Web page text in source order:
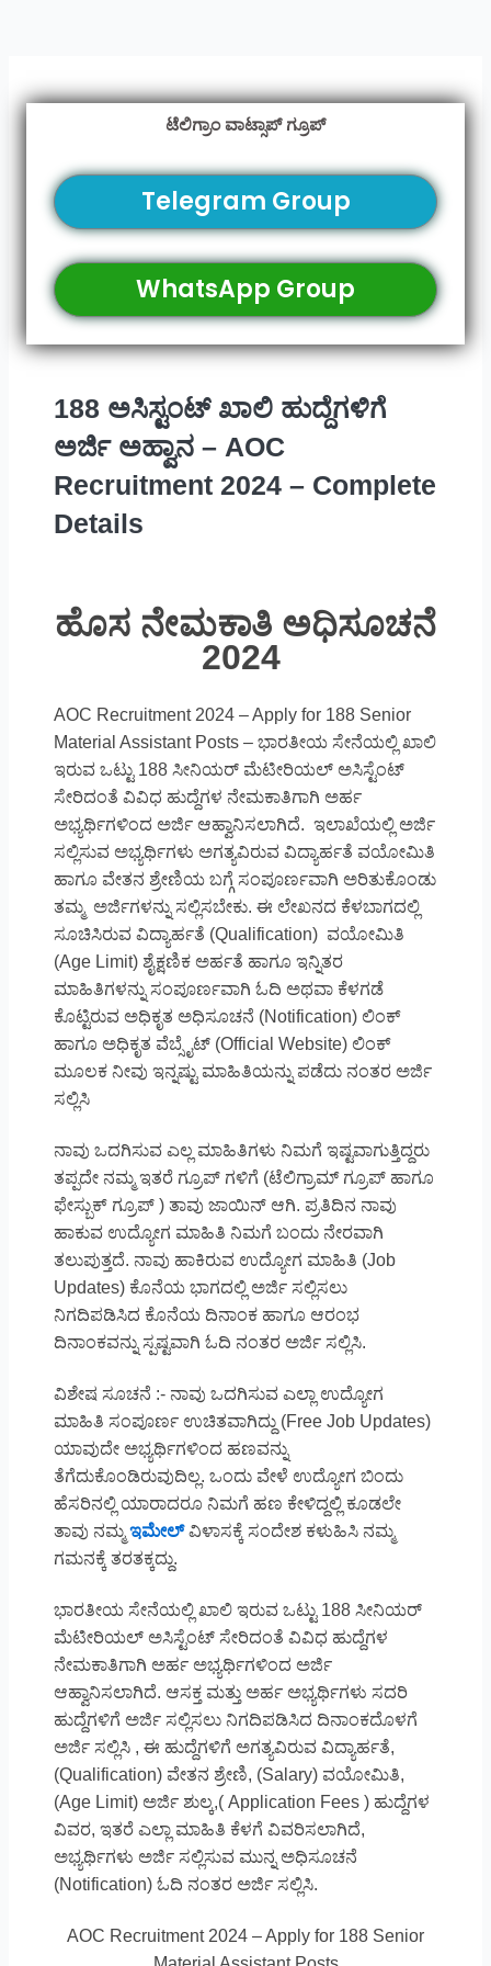
ಟೆಲಿಗ್ರಾಂ ವಾಟ್ಸಾಪ್ ಗ್ರೂಪ್
Telegram Group
WhatsApp Group
188 ಅಸಿಸ್ಟಂಟ್ ಖಾಲಿ ಹುದ್ದೆಗಳಿಗೆ
ಅರ್ಜಿ ಅಹ್ವಾನ – AOC
Recruitment 2024 – Complete
Details
ಹೊಸ ನೇಮಕಾತಿ ಅಧಿಸೂಚನೆ
2024
AOC Recruitment 2024 – Apply for 188 Senior
Material Assistant Posts – ಭಾರತೀಯ ಸೇನೆಯಲ್ಲಿ ಖಾಲಿ
ಇರುವ ಒಟ್ಟು 188 ಸೀನಿಯರ್ ಮೆಟೀರಿಯಲ್ ಅಸಿಸ್ಟೆಂಟ್
ಸೇರಿದಂತೆ ವಿವಿಧ ಹುದ್ದೆಗಳ ನೇಮಕಾತಿಗಾಗಿ ಅರ್ಹ
ಅಭ್ಯರ್ಥಿಗಳಿಂದ ಅರ್ಜಿ ಆಹ್ವಾನಿಸಲಾಗಿದೆ. ಇಲಾಖೆಯಲ್ಲಿ ಅರ್ಜಿ
ಸಲ್ಲಿಸುವ ಅಭ್ಯರ್ಥಿಗಳು ಅಗತ್ಯವಿರುವ ವಿದ್ಯಾರ್ಹತೆ ವಯೋಮಿತಿ
ಹಾಗೂ ವೇತನ ಶ್ರೇಣಿಯ ಬಗ್ಗೆ ಸಂಪೂರ್ಣವಾಗಿ ಅರಿತುಕೊಂಡು
ತಮ್ಮ ಅರ್ಜಿಗಳನ್ನು ಸಲ್ಲಿಸಬೇಕು. ಈ ಲೇಖನದ ಕೆಳಬಾಗದಲ್ಲಿ
ಸೂಚಿಸಿರುವ ವಿದ್ಯಾರ್ಹತೆ (Qualification) ವಯೋಮಿತಿ
(Age Limit) ಶೈಕ್ಷಣಿಕ ಅರ್ಹತೆ ಹಾಗೂ ಇನ್ನಿತರ
ಮಾಹಿತಿಗಳನ್ನು ಸಂಪೂರ್ಣವಾಗಿ ಓದಿ ಅಥವಾ ಕೆಳಗಡೆ
ಕೊಟ್ಟಿರುವ ಅಧಿಕೃತ ಅಧಿಸೂಚನೆ (Notification) ಲಿಂಕ್
ಹಾಗೂ ಅಧಿಕೃತ ವೆಬ್ಸೈಟ್ (Official Website) ಲಿಂಕ್
ಮೂಲಕ ನೀವು ಇನ್ನಷ್ಟು ಮಾಹಿತಿಯನ್ನು ಪಡೆದು ನಂತರ ಅರ್ಜಿ
ಸಲ್ಲಿಸಿ
ನಾವು ಒದಗಿಸುವ ಎಲ್ಲ ಮಾಹಿತಿಗಳು ನಿಮಗೆ ಇಷ್ಟವಾಗುತ್ತಿದ್ದರು
ತಪ್ಪದೇ ನಮ್ಮ ಇತರೆ ಗ್ರೂಪ್ ಗಳಿಗೆ (ಟೆಲಿಗ್ರಾಮ್ ಗ್ರೂಪ್ ಹಾಗೂ
ಫೇಸ್ಬುಕ್ ಗ್ರೂಪ್ ) ತಾವು ಜಾಯಿನ್ ಆಗಿ. ಪ್ರತಿದಿನ ನಾವು
ಹಾಕುವ ಉದ್ಯೋಗ ಮಾಹಿತಿ ನಿಮಗೆ ಬಂದು ನೇರವಾಗಿ
ತಲುಪುತ್ತದೆ. ನಾವು ಹಾಕಿರುವ ಉದ್ಯೋಗ ಮಾಹಿತಿ (Job
Updates) ಕೊನೆಯ ಭಾಗದಲ್ಲಿ ಅರ್ಜಿ ಸಲ್ಲಿಸಲು
ನಿಗದಿಪಡಿಸಿದ ಕೊನೆಯ ದಿನಾಂಕ ಹಾಗೂ ಆರಂಭ
ದಿನಾಂಕವನ್ನು ಸ್ಪಷ್ಟವಾಗಿ ಓದಿ ನಂತರ ಅರ್ಜಿ ಸಲ್ಲಿಸಿ.
ವಿಶೇಷ ಸೂಚನೆ :- ನಾವು ಒದಗಿಸುವ ಎಲ್ಲಾ ಉದ್ಯೋಗ
ಮಾಹಿತಿ ಸಂಪೂರ್ಣ ಉಚಿತವಾಗಿದ್ದು (Free Job Updates)
ಯಾವುದೇ ಅಭ್ಯರ್ಥಿಗಳಿಂದ ಹಣವನ್ನು
ತೆಗೆದುಕೊಂಡಿರುವುದಿಲ್ಲ. ಒಂದು ವೇಳೆ ಉದ್ಯೋಗ ಬಿಂದು
ಹೆಸರಿನಲ್ಲಿ ಯಾರಾದರೂ ನಿಮಗೆ ಹಣ ಕೇಳಿದ್ದಲ್ಲಿ ಕೂಡಲೇ
ತಾವು ನಮ್ಮಇಮೇಲ್ವಿಳಾಸಕ್ಕೆ ಸಂದೇಶ ಕಳುಹಿಸಿ ನಮ್ಮ
ಗಮನಕ್ಕೆ ತರತಕ್ಕದ್ದು.
ಭಾರತೀಯ ಸೇನೆಯಲ್ಲಿ ಖಾಲಿ ಇರುವ ಒಟ್ಟು 188 ಸೀನಿಯರ್
ಮೆಟೀರಿಯಲ್ ಅಸಿಸ್ಟೆಂಟ್ ಸೇರಿದಂತೆ ವಿವಿಧ ಹುದ್ದೆಗಳ
ನೇಮಕಾತಿಗಾಗಿ ಅರ್ಹ ಅಭ್ಯರ್ಥಿಗಳಿಂದ ಅರ್ಜಿ
ಆಹ್ವಾನಿಸಲಾಗಿದೆ. ಆಸಕ್ತ ಮತ್ತು ಅರ್ಹ ಅಭ್ಯರ್ಥಿಗಳು ಸದರಿ
ಹುದ್ದೆಗಳಿಗೆ ಅರ್ಜಿ ಸಲ್ಲಿಸಲು ನಿಗದಿಪಡಿಸಿದ ದಿನಾಂಕದೊಳಗೆ
ಅರ್ಜಿ ಸಲ್ಲಿಸಿ , ಈ ಹುದ್ದೆಗಳಿಗೆ ಅಗತ್ಯವಿರುವ ವಿದ್ಯಾರ್ಹತೆ,
(Qualification) ವೇತನ ಶ್ರೇಣಿ, (Salary) ವಯೋಮಿತಿ,
(Age Limit) ಅರ್ಜಿ ಶುಲ್ಕ,( Application Fees ) ಹುದ್ದೆಗಳ
ವಿವರ, ಇತರೆ ಎಲ್ಲಾ ಮಾಹಿತಿ ಕೆಳಗೆ ವಿವರಿಸಲಾಗಿದೆ,
ಅಭ್ಯರ್ಥಿಗಳು ಅರ್ಜಿ ಸಲ್ಲಿಸುವ ಮುನ್ನ ಅಧಿಸೂಚನೆ
(Notification) ಓದಿ ನಂತರ ಅರ್ಜಿ ಸಲ್ಲಿಸಿ.
AOC Recruitment 2024 – Apply for 188 Senior